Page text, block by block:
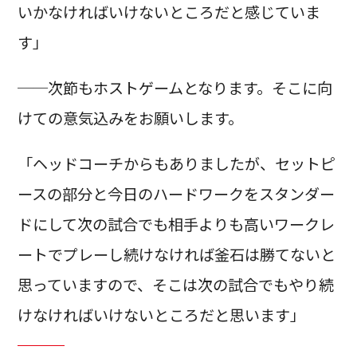
いかなければいけないところだと感じていま
す」
──次節もホストゲームとなります。そこに向
けての意気込みをお願いします。
「ヘッドコーチからもありましたが、セットピ
ースの部分と今日のハードワークをスタンダー
ドにして次の試合でも相手よりも高いワークレ
ートでプレーし続けなければ釜石は勝てないと
思っていますので、そこは次の試合でもやり続
けなければいけないところだと思います」